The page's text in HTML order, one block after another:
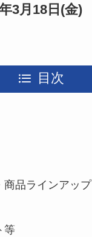
3月18日(金)
目次
商品ラインアップ
等